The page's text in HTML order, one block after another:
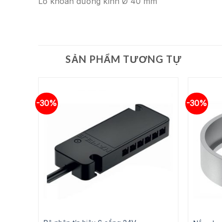
SẢN PHẨM TƯƠNG TỰ
-30% -30%